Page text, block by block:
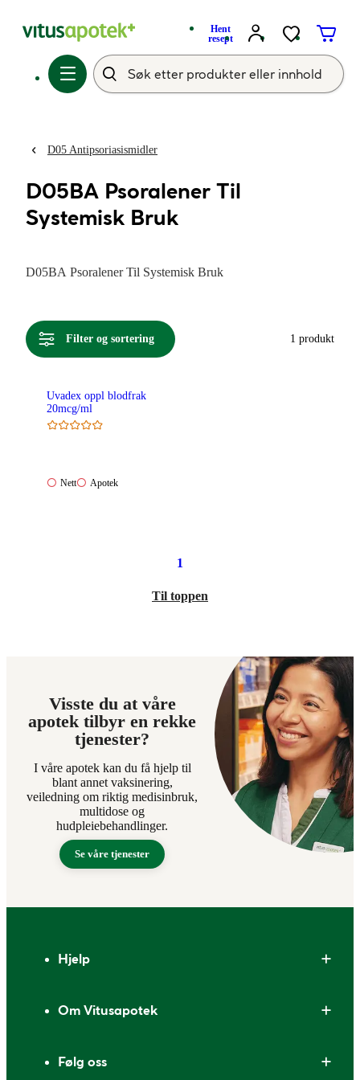
Hent
resept
D05 Antipsoriasismidler
D05BA Psoralener Til
Systemisk Bruk
D05BA Psoralener Til Systemisk Bruk
Filter og sortering 1 produkt
Uvadex oppl blodfrak
20mcg/ml
Nett:
Nett
Apotek:
Apotek
1
Til toppen
Visste du at våre
apotek tilbyr en rekke
tjenester?
I våre apotek kan du få hjelp til
blant annet vaksinering,
veiledning om riktig medisinbruk,
multidose og
hudpleiebehandlinger.
Se våre tjenester
Hjelp
Om Vitusapotek
Følg oss